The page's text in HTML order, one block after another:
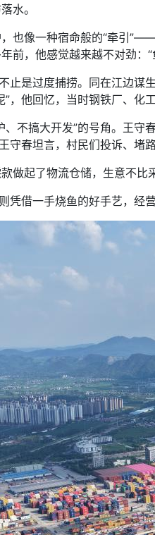
水。
像一种宿命般的“牵引”——
前，他感觉越来越不对劲：“
是过度捕捞。同在江边谋
，他回忆，当时钢铁厂、化
搞大开发”的号角。王守
守春坦言，村民们投诉、堵
起了物流仓储，生意不比
借一手烧鱼的好手艺，经营